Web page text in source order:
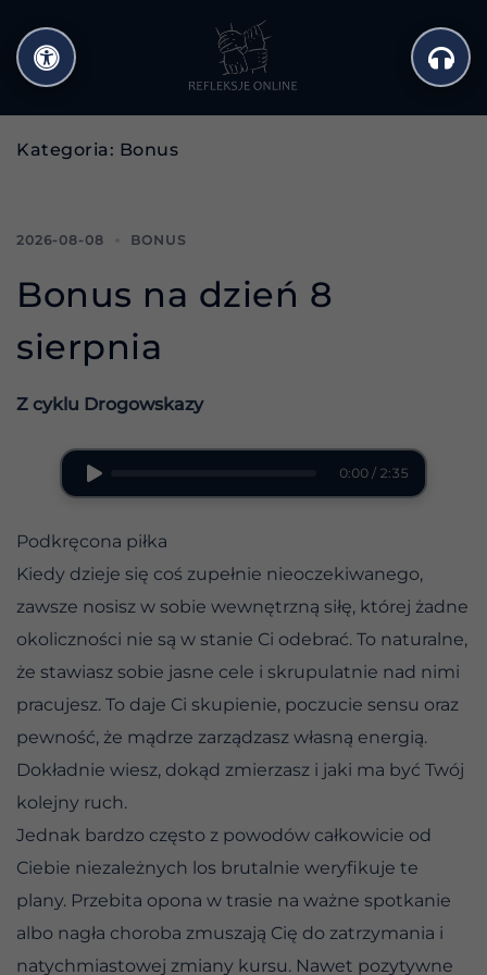
do
treści
Kategoria: Bonus
2026-08-08 BONUS
Bonus na dzień 8
sierpnia
Z cyklu Drogowskazy
0:00 / 2:35
Podkręcona piłka
Kiedy dzieje się coś zupełnie nieoczekiwanego,
zawsze nosisz w sobie wewnętrzną siłę, której żadne
okoliczności nie są w stanie Ci odebrać. To naturalne,
że stawiasz sobie jasne cele i skrupulatnie nad nimi
pracujesz. To daje Ci skupienie, poczucie sensu oraz
pewność, że mądrze zarządzasz własną energią.
Dokładnie wiesz, dokąd zmierzasz i jaki ma być Twój
kolejny ruch.
Jednak bardzo często z powodów całkowicie od
Ciebie niezależnych los brutalnie weryfikuje te
plany. Przebita opona w trasie na ważne spotkanie
albo nagła choroba zmuszają Cię do zatrzymania i
natychmiastowej zmiany kursu. Nawet pozytywne